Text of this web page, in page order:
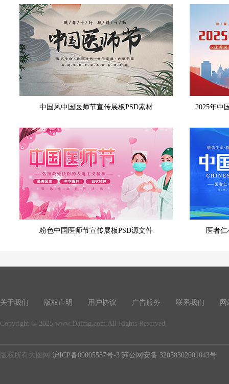
中国风中国医师节宣传展板PSD素材 2025年中
粉色中国医师节宣传展板PSD源文件 医者
关于我们 版权声明 用户协议 广告服务 联系我们 网
Copyright © 2025 www.Daimg.com All Rights Reserved
版权所有大图网 沪ICP备09005587号-3 苏公网安备 32058302001043号